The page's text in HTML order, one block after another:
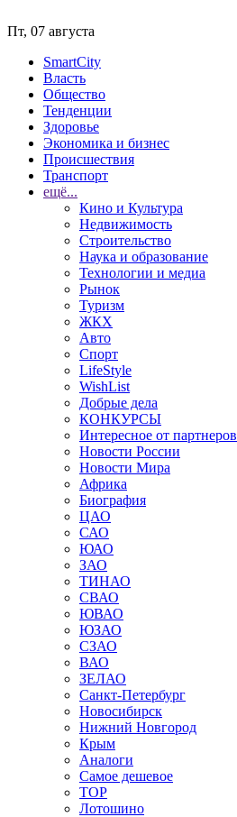
Пт, 07 августа
SmartCity
Власть
Общество
Тенденции
Здоровье
Экономика и бизнес
Происшествия
Транспорт
ещё...
Кино и Культура
Недвижимость
Строительство
Наука и образование
Технологии и медиа
Рынок
Туризм
ЖКХ
Авто
Спорт
LifeStyle
WishList
Добрые дела
КОНКУРСЫ
Интересное от партнеров
Новости России
Новости Мира
Африка
Биография
ЦАО
САО
ЮАО
ЗАО
ТИНАО
СВАО
ЮВАО
ЮЗАО
СЗАО
ВАО
ЗЕЛАО
Санкт-Петербург
Новосибирск
Нижний Новгород
Крым
Аналоги
Самое дешевое
TOP
Лотошино